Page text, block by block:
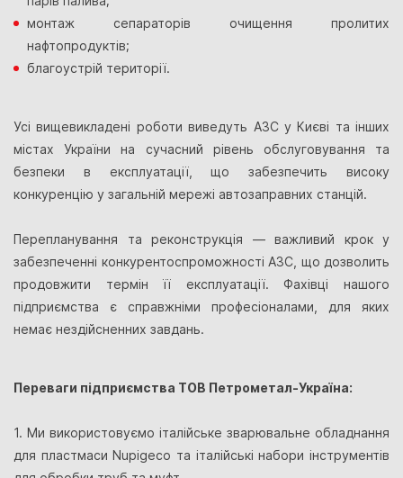
монтаж сепараторів очищення пролитих
нафтопродуктів;
благоустрій території.
Усі вищевикладені роботи виведуть АЗС у Києві та інших
містах України на сучасний рівень обслуговування та
безпеки в експлуатації, що забезпечить високу
конкуренцію у загальній мережі автозаправних станцій.
Перепланування та реконструкція — важливий крок у
забезпеченні конкурентоспроможності АЗС, що дозволить
продовжити термін її експлуатації. Фахівці нашого
підприємства є справжніми професіоналами, для яких
немає нездійсненних завдань.
Переваги підприємства ТОВ Петрометал-Україна:
1. Ми використовуємо італійське зварювальне обладнання
для пластмаси Nupigeco та італійські набори інструментів